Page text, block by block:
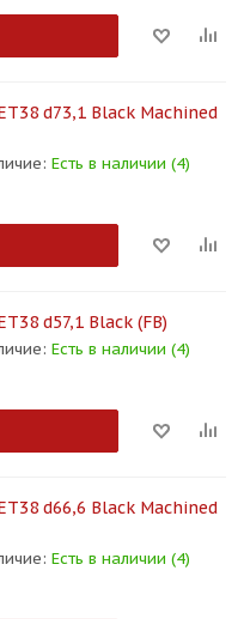
d73,1 Black Machined
Есть в наличии (4)
d57,1 Black (FB)
Есть в наличии (4)
d66,6 Black Machined
Есть в наличии (4)